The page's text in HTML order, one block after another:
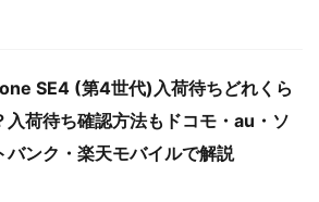
SE4 (第4世代)入荷待ちどれくら
入荷待ち確認方法もドコモ・au・ソ
バンク・楽天モバイルで解説